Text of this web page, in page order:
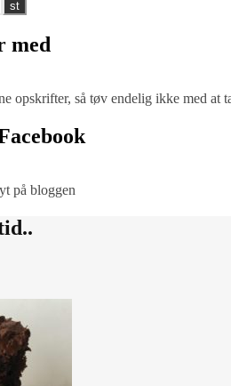
med
opskrifter, så tøv endelig ikke med at
på bloggen